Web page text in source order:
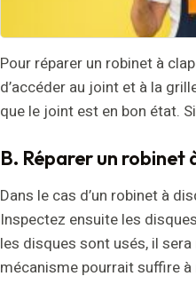
Pour réparer un robinet à
d’accéder au joint et à la
que le joint est en bon état.
B. Réparer un robinet
Dans le cas d’un robinet à
Inspectez ensuite les
les disques sont usés, il
mécanisme pourrait suffire